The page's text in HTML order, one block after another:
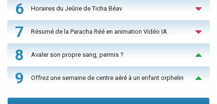
6 Horaires du Jeûne de Ticha Béav
7 Résumé de la Paracha Réé en animation Vidéo IA
8 Avaler son propre sang, permis ?
9 Offrez une semaine de centre aéré à un enfant orphelin